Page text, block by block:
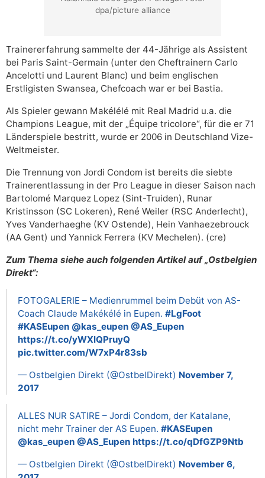
dpa/picture alliance
Trainererfahrung sammelte der 44-Jährige als Assistent
bei Paris Saint-Germain (unter den Cheftrainern Carlo
Ancelotti und Laurent Blanc) und beim englischen
Erstligisten Swansea, Chefcoach war er bei Bastia.
Als Spieler gewann Makélélé mit Real Madrid u.a. die
Champions League, mit der „Équipe tricolore“, für die er 71
Länderspiele bestritt, wurde er 2006 in Deutschland Vize-
Weltmeister.
Die Trennung von Jordi Condom ist bereits die siebte
Trainerentlassung in der Pro League in dieser Saison nach
Bartolomé Marquez Lopez (Sint-Truiden), Runar
Kristinsson (SC Lokeren), René Weiler (RSC Anderlecht),
Yves Vanderhaeghe (KV Ostende), Hein Vanhaezebrouck
(AA Gent) und Yannick Ferrera (KV Mechelen). (cre)
Zum Thema siehe auch folgenden Artikel auf „Ostbelgien
Direkt“:
FOTOGALERIE – Medienrummel beim Debüt von AS-
Coach Claude Makékélé in Eupen. #LgFoot
#KASEupen @kas_eupen @AS_Eupen
https://t.co/yWXlQPruyQ
pic.twitter.com/W7xP4r83sb
— Ostbelgien Direkt (@OstbelDirekt) November 7,
2017
ALLES NUR SATIRE – Jordi Condom, der Katalane,
nicht mehr Trainer der AS Eupen. #KASEupen
@kas_eupen @AS_Eupen https://t.co/qDfGZP9Ntb
— Ostbelgien Direkt (@OstbelDirekt) November 6,